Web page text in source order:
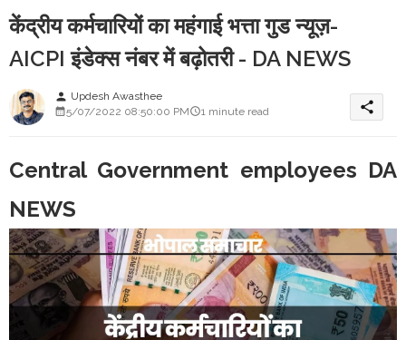
केंद्रीय कर्मचारियों का महंगाई भत्ता गुड न्यूज़-
AICPI इंडेक्स नंबर में बढ़ोतरी - DA NEWS
person Updesh Awasthee
5/07/2022 08:50:00 PM
1 minute read share
Central Government employees DA
NEWS